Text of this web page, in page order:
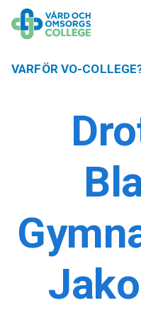
VARFÖR VO-